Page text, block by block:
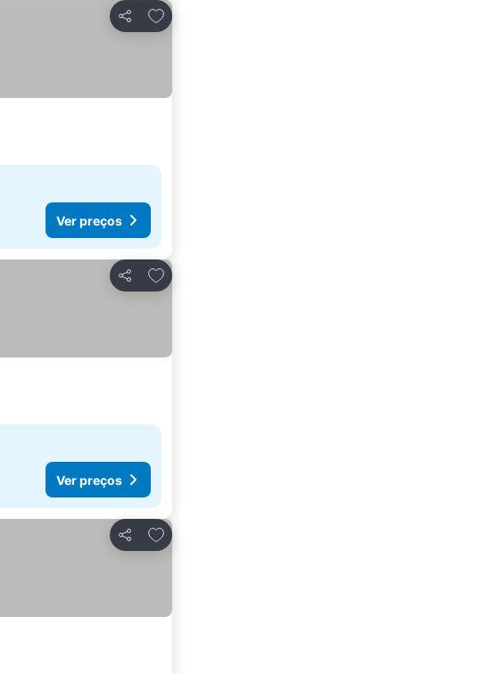
Partilhar
Adicionar aos favoritos
Ver preços
Partilhar
Adicionar aos favoritos
Ver preços
Partilhar
Adicionar aos favoritos